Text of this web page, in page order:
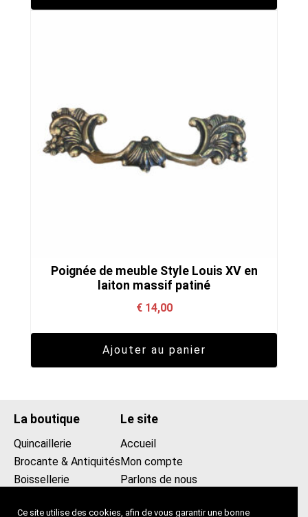
Poignée de meuble Style Louis XV en
laiton massif patiné
€14,00
Ajouter au panier
La boutique
Quincaillerie
Brocante & Antiquités
Boissellerie
Le site
Accueil
Mon compte
Parlons de nous
Ce site utilise des cookies, afin de vous garantir une bonne